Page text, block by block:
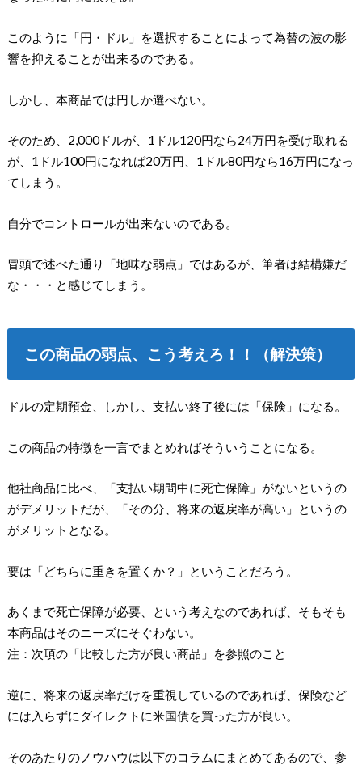
このように「円・ドル」を選択することによって為替の波の影
響を抑えることが出来るのである。
しかし、本商品では円しか選べない。
そのため、2,000ドルが、1ドル120円なら24万円を受け取れる
が、1ドル100円になれば20万円、1ドル80円なら16万円になっ
てしまう。
自分でコントロールが出来ないのである。
冒頭で述べた通り「地味な弱点」ではあるが、筆者は結構嫌だ
な・・・と感じてしまう。
この商品の弱点、こう考えろ！！（解決策）
ドルの定期預金、しかし、支払い終了後には「保険」になる。
この商品の特徴を一言でまとめればそういうことになる。
他社商品に比べ、「支払い期間中に死亡保障」がないというの
がデメリットだが、「その分、将来の返戻率が高い」というの
がメリットとなる。
要は「どちらに重きを置くか？」ということだろう。
あくまで死亡保障が必要、という考えなのであれば、そもそも
本商品はそのニーズにそぐわない。
注：次項の「比較した方が良い商品」を参照のこと
逆に、将来の返戻率だけを重視しているのであれば、保険など
には入らずにダイレクトに米国債を買った方が良い。
そのあたりのノウハウは以下のコラムにまとめてあるので、参